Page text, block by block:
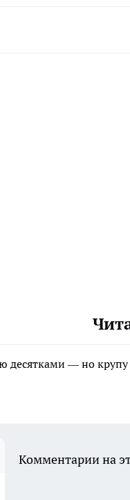
десятками — но
Комментарии на